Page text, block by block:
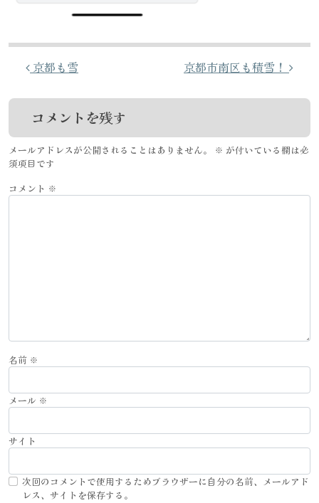
投稿ナビゲーション
京都も雪 京都市南区も積雪！
コメントを残す
メールアドレスが公開されることはありません。 ※ が付いている欄は必
須項目です
コメント ※
名前 ※
メール ※
サイト
次回のコメントで使用するためブラウザーに自分の名前、メールアド
レス、サイトを保存する。